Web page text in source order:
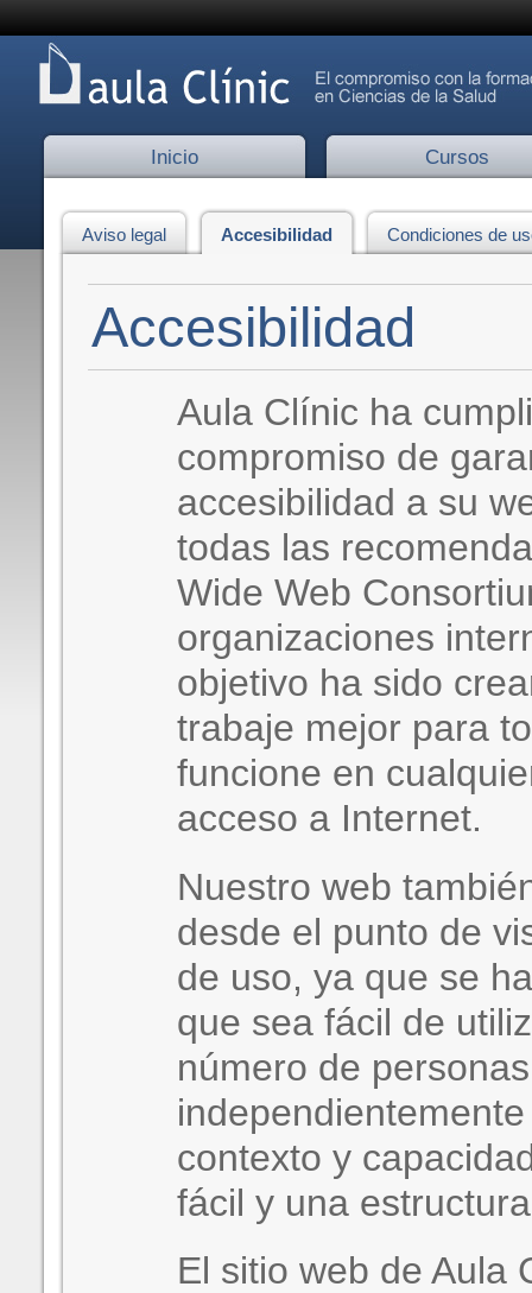
Inicio Cursos
Aviso legal Accesibilidad Condiciones de
Accesibilidad
Aula Clínic ha
compromiso de
accesibilidad a su
todas las
Wide Web
organizaciones
objetivo ha sido
trabaje mejor para
funcione en
acceso a Internet.
Nuestro web
desde el punto de
de uso, ya que se
que sea fácil de
número de
contexto y
fácil y una
El sitio web de Aula